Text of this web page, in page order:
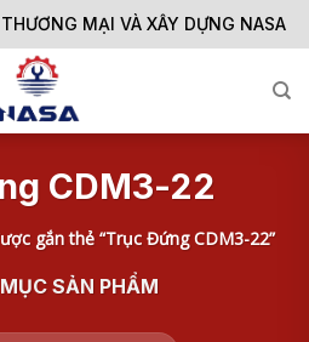
MẠI VÀ XÂY DỰNG NASA
CDM3-22
gắn thẻ “Trục Đứng CDM3-22”
SẢN PHẨM